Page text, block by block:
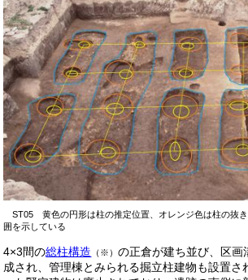
ST05 黄色の円形は柱の推定位置、オレンジ色は柱の抜
囲を示している
4×3間の総柱構造 （※）の正倉が建ち並び、区画
成され、管理棟とみられる掘立柱建物も設置さ